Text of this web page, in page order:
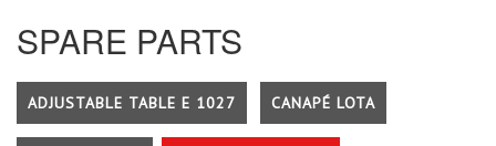
SPARE PARTS
ADJUSTABLE TABLE E 1027 CANAPÉ LOTA